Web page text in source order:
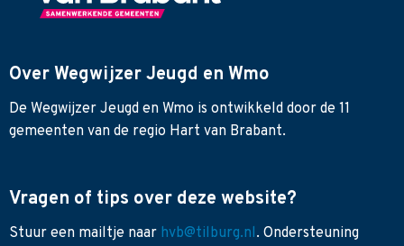
Over Wegwijzer Jeugd en Wmo
De Wegwijzer Jeugd en Wmo is ontwikkeld door de 11
gemeenten van de regio Hart van Brabant.
Vragen of tips over deze website?
Stuur een mailtje naar hvb@tilburg.nl. Ondersteuning